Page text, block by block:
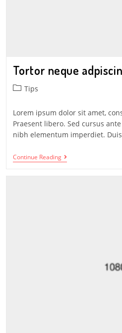
Tortor neque
Tips
Lorem ipsum dolor sit amet,
Praesent libero. Sed cursus
nibh elementum imperdiet.
Continue Reading